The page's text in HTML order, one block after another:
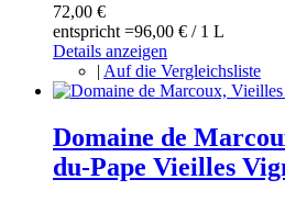
72,00 €
entspricht =96,00 € / 1 L
Details anzeigen
| Auf die Vergleichsliste
Domaine de
du-Pape Vieilles